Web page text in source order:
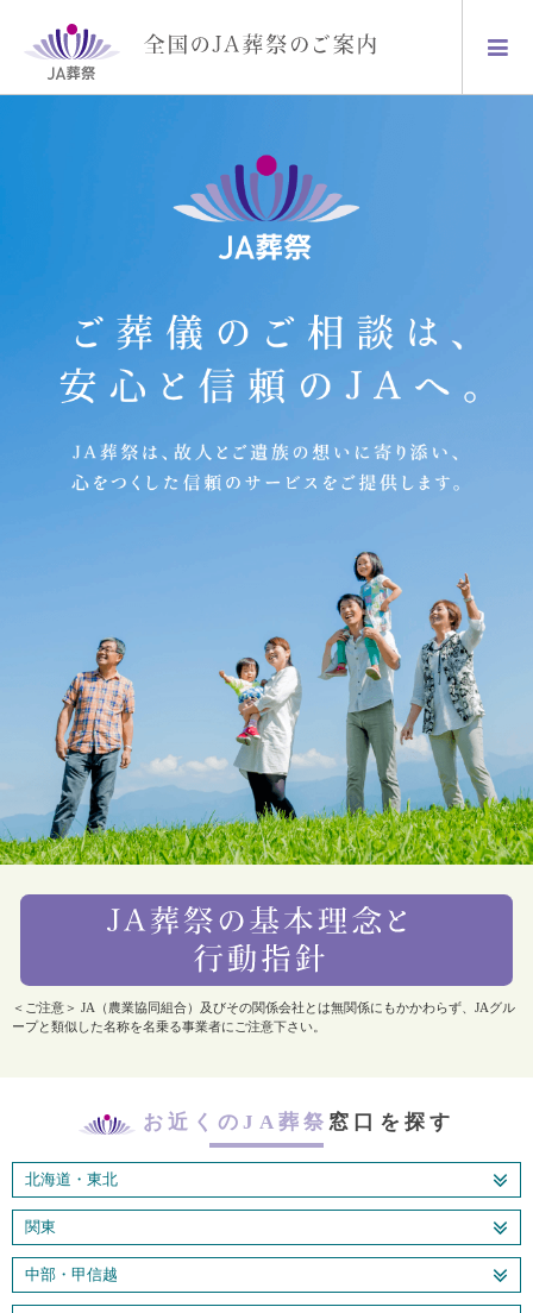
＜ご注意＞ JA（農業協同組合）及びその関係会社とは無関係にもかかわらず、JAグル
ープと類似した名称を名乗る事業者にご注意下さい。
お近くのJA葬祭 窓口を探す
北海道・東北
関東
中部・甲信越